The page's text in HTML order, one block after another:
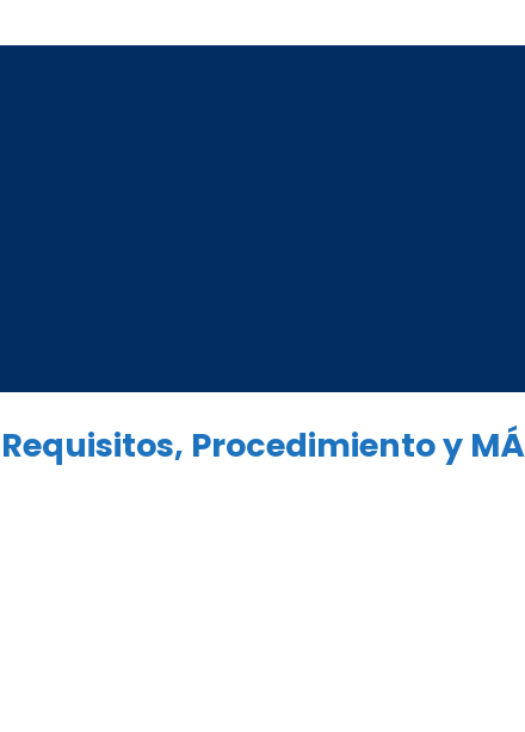
Procedimiento y